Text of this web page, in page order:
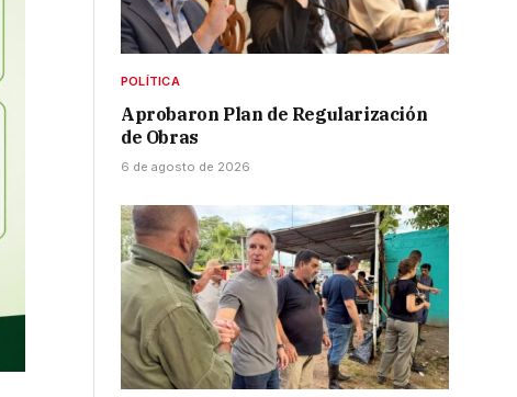
POLÍTICA
Aprobaron Plan de Regularización
de Obras
6 de agosto de 2026